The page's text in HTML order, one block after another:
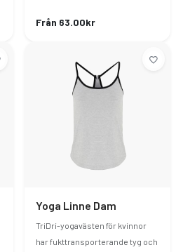
Från 63.00kr
Yoga Linne Dam
TriDri-yogavästen för kvinnor
har fukttransporterande tyg och